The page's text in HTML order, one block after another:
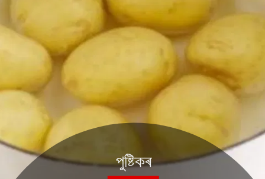
পুষ্টিকৰ